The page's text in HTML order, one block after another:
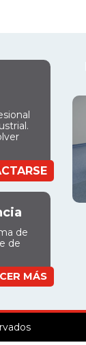
de
de
MÁS